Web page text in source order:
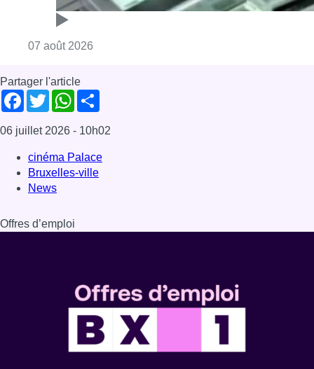
07 août 2026
Partager l'article
Facebook
TwitterWhatsApp
06 juillet 2026 - 10h02
cinéma Palace
Bruxelles-ville
News
Offres d’emploi